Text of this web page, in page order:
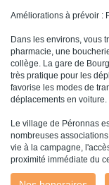
Améliorations à prévoir :
Dans les environs, vous
pharmacie, une
collège. La gare de
très pratique pour les
favorise les modes de
déplacements en voiture.
Le village de Péronnas
nombreuses
vie à la campagne,
proximité immédiate du